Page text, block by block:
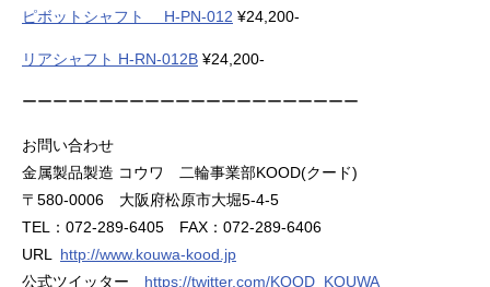
ピボットシャフト H-PN-012 ¥24,200-
リアシャフト H-RN-012B ¥24,200-
ーーーーーーーーーーーーーーーーーーーーーー
お問い合わせ
金属製品製造 コウワ 二輪事業部KOOD(クード)
〒580-0006 大阪府松原市大堀5-4-5
TEL：072-289-6405 FAX：072-289-6406
URL http://www.kouwa-kood.jp
公式ツイッター https://twitter.com/KOOD_KOUWA